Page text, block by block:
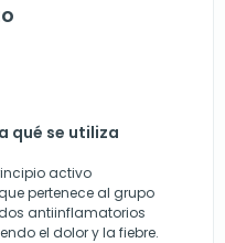
qué se utiliza
activo
pertenece al grupo
antiinflamatorios
el dolor y la fiebre.